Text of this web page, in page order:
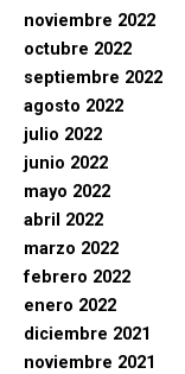
noviembre 2022
octubre 2022
septiembre 2022
agosto 2022
julio 2022
junio 2022
mayo 2022
abril 2022
marzo 2022
febrero 2022
enero 2022
diciembre 2021
noviembre 2021